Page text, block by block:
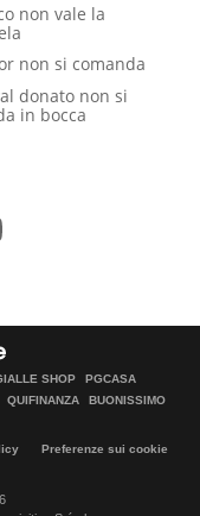
non vale la
non si comanda
donato non si
in bocca
SHOP
PGCASA
QUIFINANZA
BUONISSIMO
Preferenze sui cookie